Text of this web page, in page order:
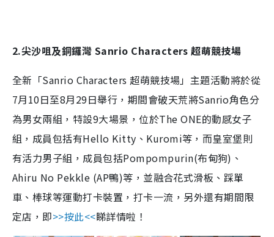
2.尖沙咀及銅鑼灣 Sanrio Characters 超萌競技場
全新「Sanrio Characters 超萌競技場」主題活動將於從
7月10日至8月29日舉行，期間會破天荒將Sanrio角色分
為男女兩組，特設9大場景，位於The ONE的動感女子
組，成員包括有Hello Kitty、Kuromi等，而皇室堡則
有活力男子組，成員包括Pompompurin(布甸狗)、
Ahiru No Pekkle (AP鴨)等，並融合花式滑板、踩單
車、棒球等運動打卡裝置，打卡一流，另外還有期間限
定店，即>>按此<<睇詳情啦！